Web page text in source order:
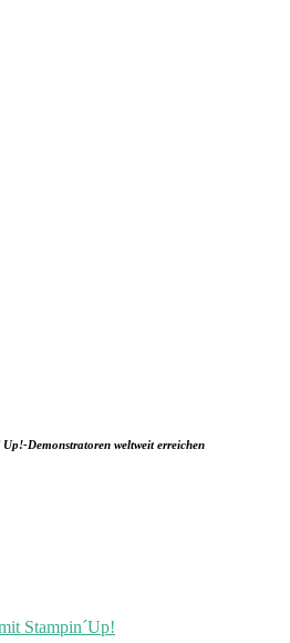
Up!-Demonstratoren weltweit erreichen
Stampin´Up!